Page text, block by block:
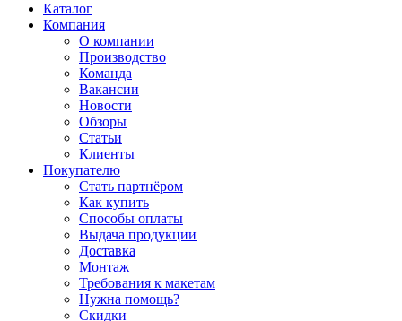
Каталог
Компания
О компании
Производство
Команда
Вакансии
Новости
Обзоры
Статьи
Клиенты
Покупателю
Стать партнёром
Как купить
Способы оплаты
Выдача продукции
Доставка
Монтаж
Требования к макетам
Нужна помощь?
Скидки